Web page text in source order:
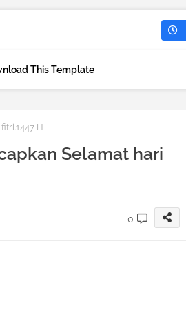
This Template
H
Selamat hari
0